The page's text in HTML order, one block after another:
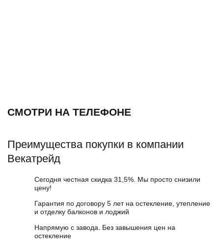
СМОТРИ НА ТЕЛЕФОНЕ
Преимущества покупки в компании
Векатрейд
Сегодня честная скидка 31,5%. Мы просто снизили
цену!
Гарантия по договору 5 лет на остекление, утепление
и отделку балконов и лоджий
Напрямую с завода. Без завышения цен на
остекление